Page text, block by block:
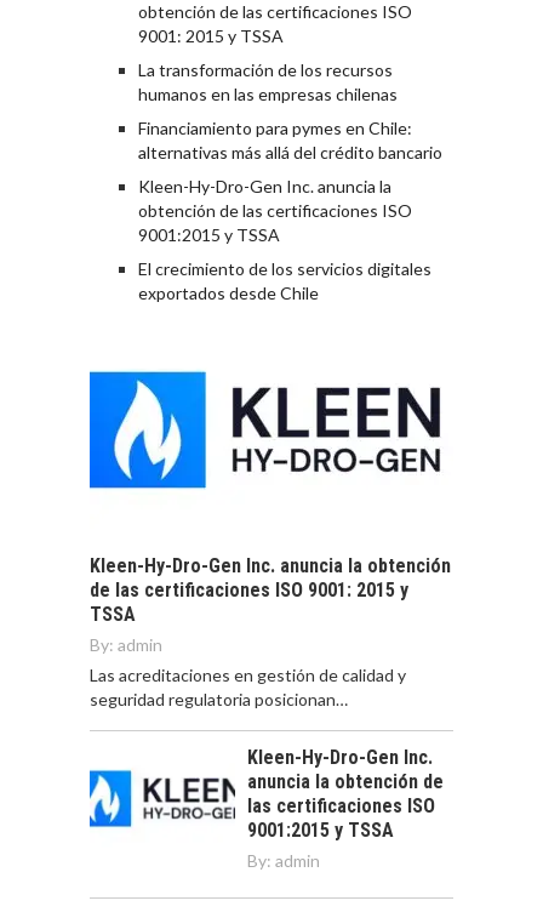
obtención de las certificaciones ISO
9001: 2015 y TSSA
La transformación de los recursos
humanos en las empresas chilenas
Financiamiento para pymes en Chile:
alternativas más allá del crédito bancario
Kleen-Hy-Dro-Gen Inc. anuncia la
obtención de las certificaciones ISO
9001:2015 y TSSA
El crecimiento de los servicios digitales
exportados desde Chile
Kleen-Hy-Dro-Gen Inc. anuncia la obtención
de las certificaciones ISO 9001: 2015 y
TSSA
By: admin
Las acreditaciones en gestión de calidad y
seguridad regulatoria posicionan…
Kleen-Hy-Dro-Gen Inc.
anuncia la obtención de
las certificaciones ISO
9001:2015 y TSSA
By: admin